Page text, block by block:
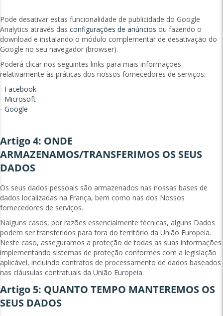
Pode desativar estas funcionalidade de publicidade do Google
Analytics através das configurações de anúncios ou fazendo o
download e instalando o módulo complementar de desativação do
Google no seu navegador (browser).
Poderá clicar nos seguintes links para mais informações
relativamente às práticas dos nossos fornecedores de serviços:
- Facebook
- Microsoft
- Google
Artigo 4: ONDE
ARMAZENAMOS/TRANSFERIMOS OS SEUS
DADOS
Os seus dados pessoais são armazenados nas nossas bases de
dados localizadas na França, bem como nas dos Nossos
fornecedores de serviços.
Nalguns casos, por razões essencialmente técnicas, alguns Dados
podem ser transferidos para fora do território da União Europeia.
Neste caso, asseguramos a proteção de todas as suas informações
implementando sistemas de proteção conformes com a legislação
aplicável, incluindo contratos de processamento de dados baseados
nas cláusulas contratuais da União Europeia.
Artigo 5: QUANTO TEMPO MANTEREMOS OS
SEUS DADOS